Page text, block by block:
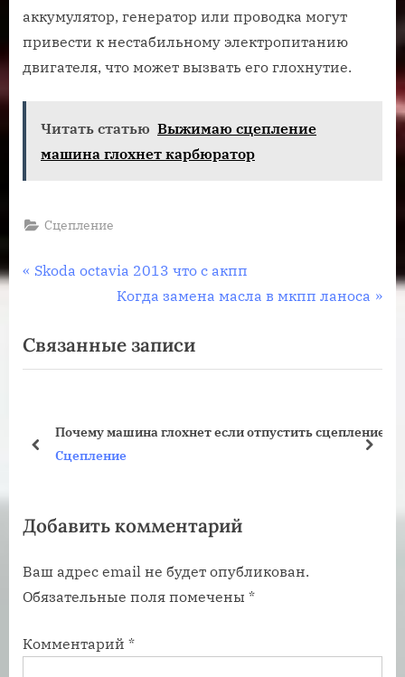
аккумулятор, генератор или проводка могут
привести к нестабильному электропитанию
двигателя, что может вызвать его глохнутие.
Читать статью Выжимаю сцепление
машина глохнет карбюратор
Сцепление
Навигация
записям
П
д
ы
щ
з
п
и
ь
Skoda octavia 2013 что с акпп
С
е
д
з
п
и
ь
Когда замена масла в мкпп ланоса
Связанные записи
Почему машина глохнет если отпустить сцепление
Сцепление
пред
Добавить комментарий
Ваш адрес email не будет опубликован.
Обязательные поля помечены *
Комментарий *